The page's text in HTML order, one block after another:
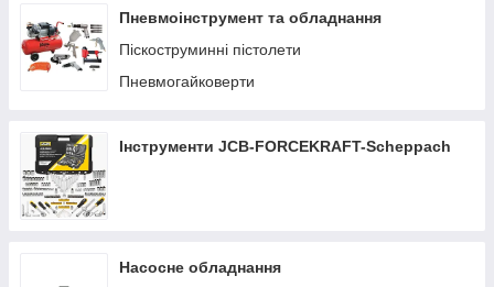
Пневмоінструмент та обладнання
Піскоструминні пістолети
Пневмогайковерти
Інструменти JCB-FORCEKRAFT-Scheppach
Насосне обладнання